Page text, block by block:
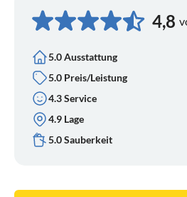
4,8
5.0 Ausstattung
5.0 Preis/Leistung
4.3 Service
4.9 Lage
5.0 Sauberkeit